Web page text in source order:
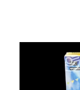
Carte Pokémon